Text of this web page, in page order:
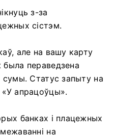
з-за
сістэм.
але на вашу карту
пераведзена
сумы. Статус запыту на
апрацоўцы».
банках і плацежных
на